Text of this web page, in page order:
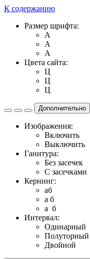
К содержанию
Размер шрифта:
A
A
A
Цвета сайта:
Ц
Ц
Ц
Дополнительно
Изображения:
Включить
Выключить
Ганитура:
Без засечек
С засечками
Кернинг:
aб
a б
a б
Интервал:
Одинарный
Полуторный
Двойной